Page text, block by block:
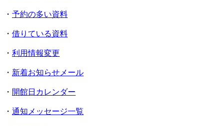
・ 予約の多い資料
・ 借りている資料
・ 利用情報変更
・ 新着お知らせメール
・ 開館日カレンダー
・ 通知メッセージ一覧